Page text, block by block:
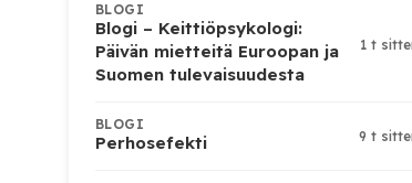
BLOGI
Blogi – Keittiöpsykologi:
Päivän mietteitä Euroopan ja
Suomen tulevaisuudesta
1 t
BLOGI
Perhosefekti 9 t